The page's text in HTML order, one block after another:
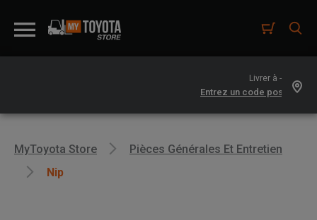
Livrer à -
MyToyota Store
Pièces Générales Et Entretien
Nip